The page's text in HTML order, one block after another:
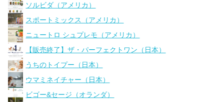
ソルビダ（アメリカ）
スポートミックス（アメリカ）
ニュートロ シュプレモ（アメリカ）
【販売終了】ザ・パーフェクトワン（日本）
うちのトイプー（日本）
ウマミネイチャー（日本）
ビゴー&セージ（オランダ）